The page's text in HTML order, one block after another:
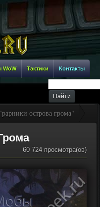
WoW Тактики Контакты
острова грома"
60 724 просмотра(ов)